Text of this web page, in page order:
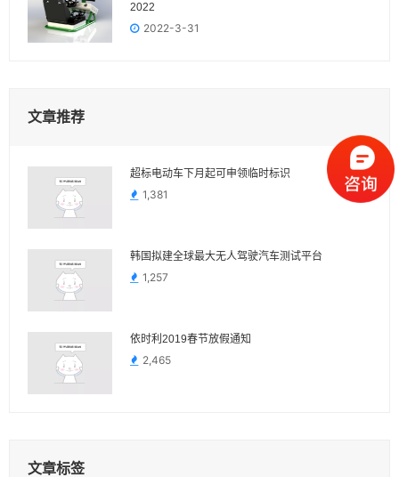
2022
2022-3-31
文章推荐
超标电动车下月起可申领临时标识
1,381
韩国拟建全球最大无人驾驶汽车测试平台
1,257
依时利2019春节放假通知
2,465
文章标签